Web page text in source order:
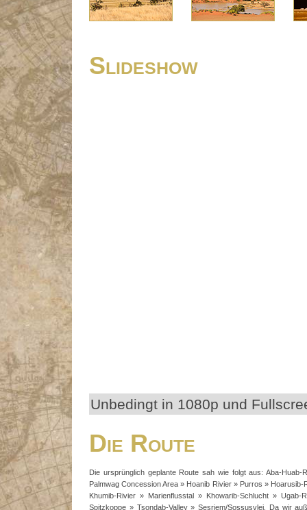
Slideshow
Unbedingt in 1080p und
Die Route
Die ursprünglich geplante Route sah wie folgt aus: Aba-Huab-
Palmwag Concession Area » Hoanib Rivier » Purros » Hoarusib-
Khumib-Rivier » Marienflusstal » Khowarib-Schlucht » Ugab-
Spitzkoppe » Tsondab-Valley » Sesriem/Sossusvlei. Da wir